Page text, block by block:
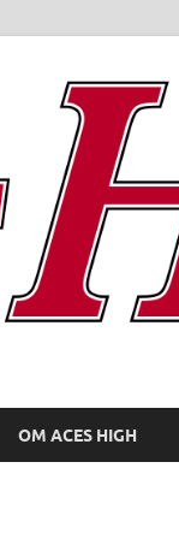
OM ACES HIGH